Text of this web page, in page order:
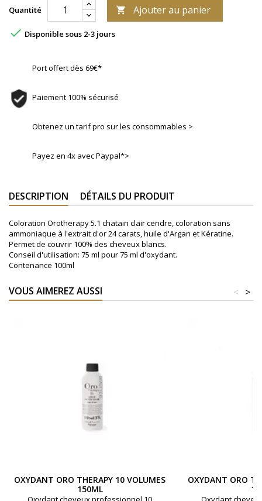
Quantité  Ajouter au panier
 Disponible sous 2-3 jours
Port offert dès 69€*
Paiement 100% sécurisé
Obtenez un tarif pro sur les consommables >
Payez en 4x avec Paypal*>
DESCRIPTION DÉTAILS DU PRODUIT
Coloration Orotherapy 5.1 chatain clair cendre, coloration sans
ammoniaque à l'extrait d'or 24 carats, huile d'Argan et Kératine.
Permet de couvrir 100% des cheveux blancs.
Conseil d'utilisation: 75 ml pour 75 ml d'oxydant.
Contenance 100ml
VOUS AIMEREZ AUSSI >
<
OXYDANT ORO THERAPY 10 VOLUMES
150ML
OXYDANT ORO